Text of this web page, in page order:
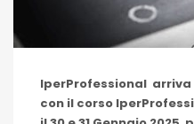
IperProfessional
con il corso